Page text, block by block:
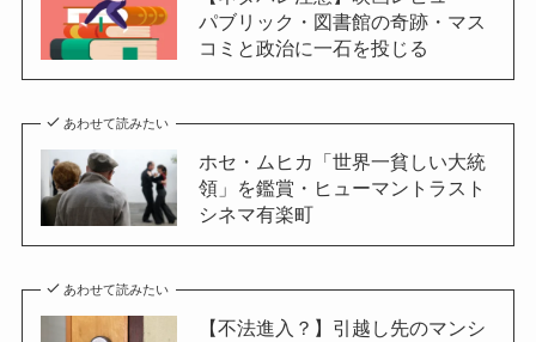
パブリック・図書館の奇跡・マス
コミと政治に一石を投じる
あわせて読みたい
ホセ・ムヒカ「世界一貧しい大統
領」を鑑賞・ヒューマントラスト
シネマ有楽町
あわせて読みたい
【不法進入？】引越し先のマンシ